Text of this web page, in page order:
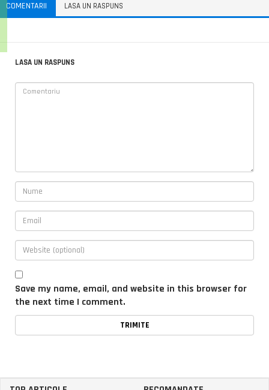
COMENTARII LASA UN RASPUNS
LASA UN RASPUNS
Save my name, email, and website in this browser for
the next time I comment.